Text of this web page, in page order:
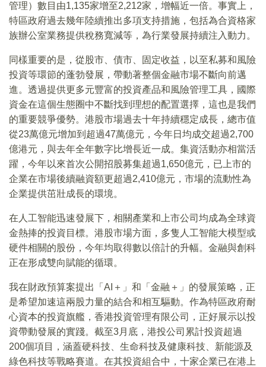
管理）數目由1,135家增至2,212家，增幅近一倍。事實上，
特區政府過去幾年陸續推出多項支持措施，包括為合資格家
族辦公室業務提供稅務寬減等，為行業發展持續注入動力。
同樣重要的是，從股市、債市、固定收益，以至私募和風險
投資等環節的蓬勃發展，帶動著整個金融市場不斷向前邁
進。透過提供更多元豐富的投資產品和風險管理工具，國際
資金在這個生態圈中不斷找到理想的配置選擇，這也是我們
的重要競爭優勢。港股市場過去十年持續穩定成長，總市值
從23萬億元增加到超過47萬億元，今年日均成交超過2,700
億港元，與去年全年數字比增長近一成。集資活動亦相當活
躍，今年以來首次公開招股募集超過1,650億元，已上市的
企業在市場後續融資額更超過2,410億元，市場的流動性為
企業提供茁壯成長的環境。
在人工智能迅速發展下，相關產業和上市公司均成為全球資
金熱捧的投資目標。港股市場方面，多隻人工智能大模型或
硬件相關的股份，今年均取得數以倍計的升幅。金融與創科
正在形成雙向賦能的循環。
我在財政預算案提出「AI＋」和「金融＋」的發展策略，正
是希望加速這兩股力量的結合和相互驅動。作為特區政府耐
心資本的投資旗艦，香港投資管理有限公司，正好展示以投
資帶動發展的實踐。截至3月底，港投公司累計投資超過
200個項目，涵蓋硬科技、生命科技及健康科技、新能源及
綠色科技等戰略賽道。在其投資組合中，十家企業已在港上